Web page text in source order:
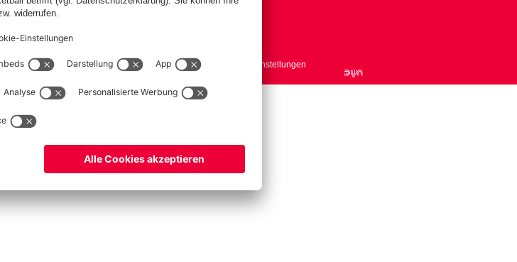
Kinder- und Jugendschutz Hinweisgebersystem Kontakt Cookie-Einstellungen